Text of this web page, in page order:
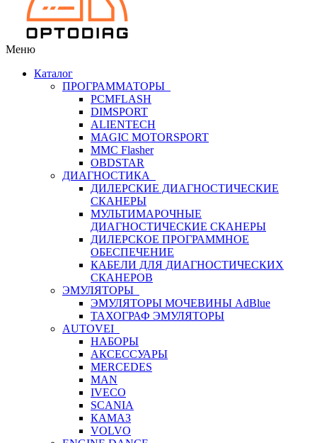
Меню
Каталог
ПРОГРАММАТОРЫ
PCMFLASH
DIMSPORT
ALIENTECH
MAGIC MOTORSPORT
MMC Flasher
OBDSTAR
ДИАГНОСТИКА
ДИЛЕРСКИЕ ДИАГНОСТИЧЕСКИЕ
СКАНЕРЫ
МУЛЬТИМАРОЧНЫЕ
ДИАГНОСТИЧЕСКИЕ СКАНЕРЫ
ДИЛЕРСКОЕ ПРОГРАММНОЕ
ОБЕСПЕЧЕНИЕ
КАБЕЛИ ДЛЯ ДИАГНОСТИЧЕСКИХ
СКАНЕРОВ
ЭМУЛЯТОРЫ
ЭМУЛЯТОРЫ МОЧЕВИНЫ АdBlue
ТАХОГРАФ ЭМУЛЯТОРЫ
AUTOVEI
НАБОРЫ
АКСЕССУАРЫ
MERCEDES
MAN
IVECO
SCANIA
КАМАЗ
VOLVO